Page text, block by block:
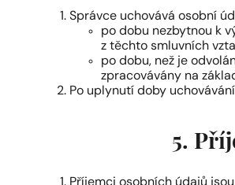
Správce uchovává osobní
po dobu nezbytnou k
z těchto smluvních
po dobu, než je
zpracovávány na
Po uplynutí doby
5.